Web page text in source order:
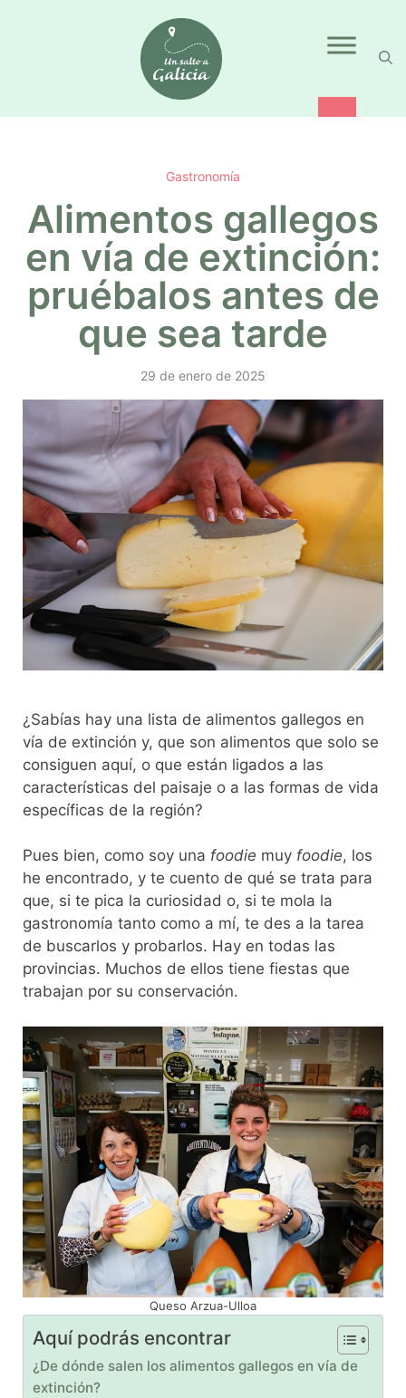
Gastronomía
Alimentos gallegos
en vía de extinción:
pruébalos antes de
que sea tarde
29 de enero de 2025
¿Sabías hay una lista de alimentos gallegos en
vía de extinción y, que son alimentos que solo se
consiguen aquí, o que están ligados a las
características del paisaje o a las formas de vida
específicas de la región?
Pues bien, como soy una foodie muy foodie, los
he encontrado, y te cuento de qué se trata para
que, si te pica la curiosidad o, si te mola la
gastronomía tanto como a mí, te des a la tarea
de buscarlos y probarlos. Hay en todas las
provincias. Muchos de ellos tiene fiestas que
trabajan por su conservación.
Queso Arzua-Ulloa
Aquí podrás encontrar
¿De dónde salen los alimentos gallegos en vía de
extinción?